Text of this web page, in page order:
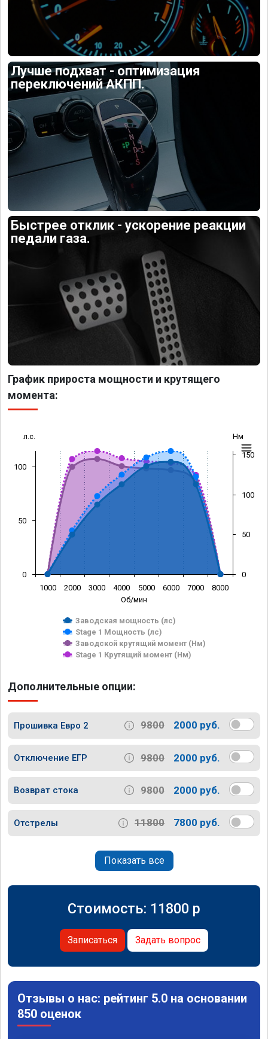
Лучше подхват - оптимизация
переключений АКПП.
Быстрее отклик - ускорение реакции
педали газа.
График прироста мощности и крутящего
момента:
Об/мин
л.с. Нм
Заводская мощность (лс)
Stage 1 Мощность (лс)
Заводской крутящий момент (Нм)
Stage 1 Крутящий момент (Нм)
1000 2000 3000 4000 5000 6000 7000 8000
0
50
100
0
50
100
150
Дополнительные опции:
Прошивка Евро 2 9800 2000 руб.
Отключение ЕГР 9800 2000 руб.
Возврат стока 9800 2000 руб.
Отстрелы 11800 7800 руб.
Показать все
Стоимость: 11800 p
Записаться Задать вопрос
Отзывы о нас: рейтинг 5.0 на основании
850 оценок